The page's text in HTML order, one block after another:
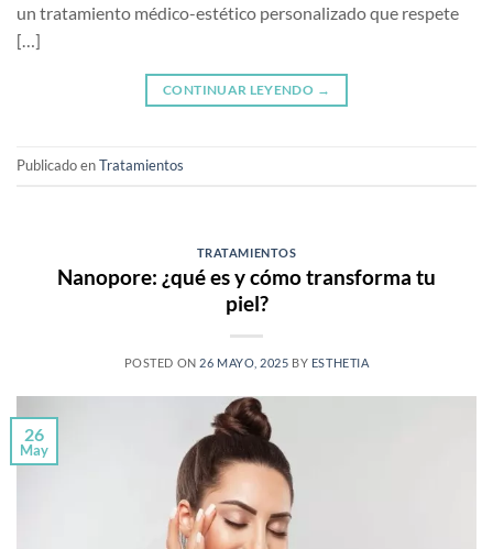
un tratamiento médico-estético personalizado que respete
[…]
CONTINUAR LEYENDO →
Publicado enTratamientos
TRATAMIENTOS
Nanopore: ¿qué es y cómo transforma tu
piel?
POSTED ON 26 MAYO, 2025 BY ESTHETIA
26
May